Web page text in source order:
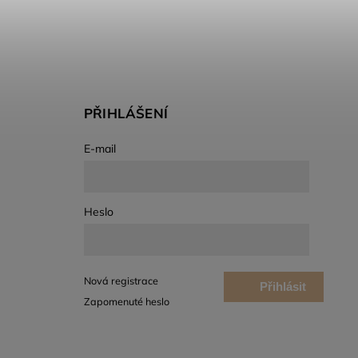
PŘIHLÁŠENÍ
E-mail
Heslo
Přihlásit
Nová registrace
Zapomenuté heslo